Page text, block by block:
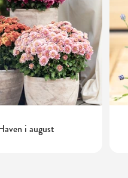
i august